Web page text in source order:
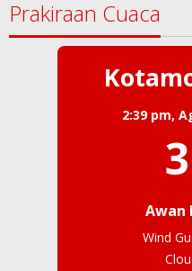
Prakiraan Cuaca
2:39 pm,
Awan
Wind